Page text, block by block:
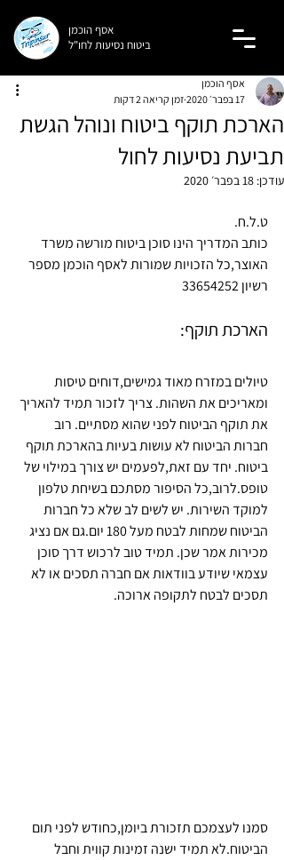
אסףהוכמן
ביטוח נסיעות לחו"ל
הארכת תוקף ביטוח ונוהל הגשת
תביעת נסיעות לחול
אסף הוכמן
17 בפבר׳ 2020
זמן קריאה 2 דקות
עודכן: 18 בפבר׳ 2020
ט.ל.ח.
כותב המדריך הינו סוכן ביטוח מורשה משרד
האוצר,כל הזכויות שמורות לאסף הוכמן מספר
רשיון 33654252
הארכת תוקף:
טיולים במזרח מאוד גמישים,דוחים טיסות
ומאריכים את השהות. צריך לזכור תמיד להאריך
את תוקף הביטוח לפני שהוא מסתיים. רוב
חברות הביטוח לא עושות בעיות בהארכת תוקף
ביטוח. יחד עם זאת,לפעמים יש צורך במילוי של
טופס.לרוב,כל הסיפור מסתכם בשיחת טלפון
למוקד השירות. יש לשים לב שלא כל חברות
הביטוח שמחות לבטח מעל 180 יום.גם אם נציג
מכירות אמר שכן. תמיד טוב לרכוש דרך סוכן
עצמאי שיודע בוודאות אם חברה תסכים או לא
תסכים לבטח לתקופה ארוכה.
סמנו לעצמכם תזכורת ביומן,כחודש לפני תום
הביטוח.לא תמיד ישנה זמינות קווית וחבל